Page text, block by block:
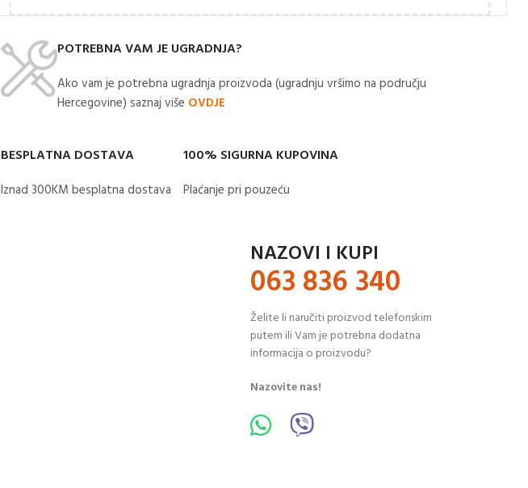
POTREBNA VAM JE UGRADNJA?
Ako vam je potrebna ugradnja proizvoda (ugradnju vršimo na području
Hercegovine) saznaj više OVDJE
BESPLATNA DOSTAVA
Iznad 300KM besplatna dostava​
100% SIGURNA KUPOVINA
Plaćanje pri pouzeću
NAZOVI I KUPI
063 836 340
Želite li naručiti proizvod telefonskim
putem ili Vam je potrebna dodatna
informacija o proizvodu?
Nazovite nas!